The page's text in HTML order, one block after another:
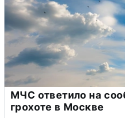
МЧС ответило на
грохоте в Москве